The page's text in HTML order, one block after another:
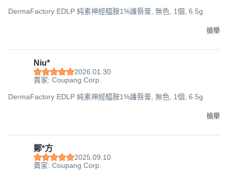
DermaFactory EDLP 純素神經醯胺1%護唇膏, 無色, 1個, 6.5g
檢舉
Niu*
2026.01.30
賣家: Coupang Corp.
DermaFactory EDLP 純素神經醯胺1%護唇膏, 無色, 1個, 6.5g
檢舉
鄭*方
2025.09.10
賣家: Coupang Corp.